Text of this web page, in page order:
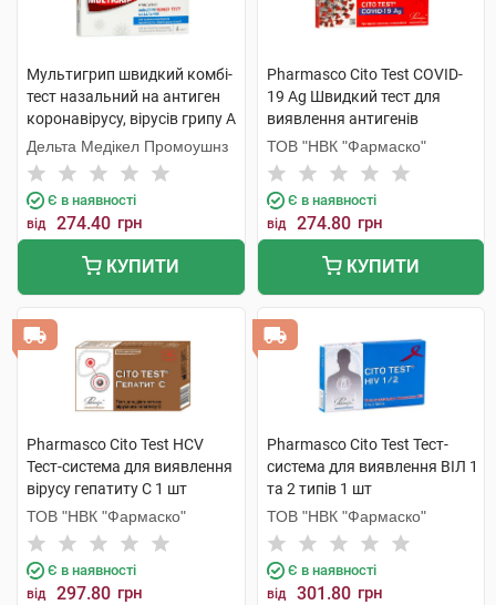
Мультигрип швидкий комбі-
тест назальний на антиген
коронавірусу, вірусів грипу А
та В 1 шт
Дельта Медікел Промоушнз
Є в наявності
від 274.40 грн
КУПИТИ
Pharmasco Cito Test COVID-
19 Ag Швидкий тест для
виявлення антигенів
коронавірусу для
самоконтролю 1 шт
ТОВ "НВК "Фармаско"
Є в наявності
від 274.80 грн
КУПИТИ
Pharmasco Cito Test HCV
Тест-система для виявлення
вірусу гепатиту С 1 шт
ТОВ "НВК "Фармаско"
Є в наявності
від 297.80 грн
Pharmasco Cito Test Тест-
система для виявлення ВІЛ 1
та 2 типів 1 шт
ТОВ "НВК "Фармаско"
Є в наявності
від 301.80 грн